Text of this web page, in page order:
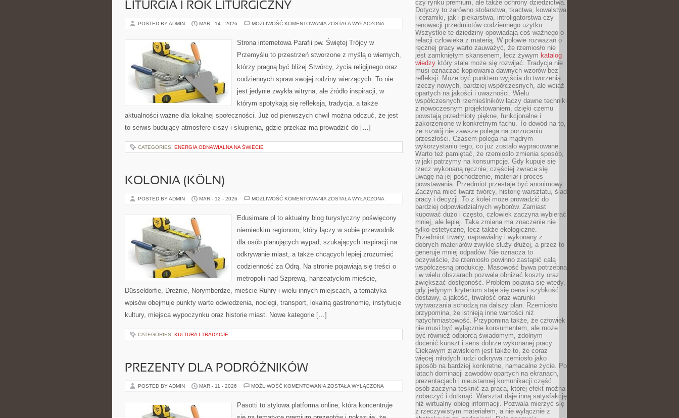
LITURGIA I ROK LITURGICZNY
POSTED BY ADMIN MAR - 14 - 2026 MOŻLIWOŚĆ KOMENTOWANIA LITURGIA
LITURGICZNY
ZOSTAŁA WYŁĄCZONA
Strona internetowa Parafii pw. Świętej Trójcy w
Przemyślu to przestrzeń stworzone z myślą o wiernych,
którzy pragną być bliżej Stwórcy, życia religijnego oraz
codziennych spraw swojej rodziny wierzących. To nie
jest jedynie zwykła witryna, ale źródło inspiracji, w
którym spotykają się refleksja, tradycja, a także
aktualności ważne dla lokalnej społeczności. Już od pierwszych chwil można odczuć, że jest
to serwis budujący atmosferę ciszy i skupienia, gdzie przekaz ma prowadzić do […]
CATEGORIES: ENERGIA ODNAWIALNA NA ŚWIECIE
KOLONIA (KÖLN)
POSTED BY ADMIN MAR - 12 - 2026 MOŻLIWOŚĆ KOMENTOWANIA KOLONIA
ZOSTAŁA WYŁĄCZONA
Edusimare.pl to aktualny blog turystyczny poświęcony
niemieckim regionom, który łączy w sobie przewodnik
dla osób planujących wypad, szukających inspiracji na
odkrywanie miast, a także chcących lepiej zrozumieć
codzienność za Odrą. Na stronie pojawiają się treści o
metropolii nad Szprewą, hanzeatyckim mieście,
Düsseldorfie, Dreźnie, Norymberdze, mieście Ruhry i wielu innych miejscach, a tematyka
wpisów obejmuje punkty warte odwiedzenia, noclegi, transport, lokalną gastronomię, instytucje
kultury, miejsca wypoczynku oraz historie miast. Nowe kategorie […]
CATEGORIES: KULTURA I TRADYCJE
PREZENTY DLA PODRÓŻNIKÓW
POSTED BY ADMIN MAR - 11 - 2026 MOŻLIWOŚĆ KOMENTOWANIA PREZENTY
ZOSTAŁA WYŁĄCZONA
Pasotti to stylowa platforma online, która koncentruje
czy rynku premium, ale także ochrony dziedzictwa.
Dotyczy to zarówno stolarstwa, tkactwa, kowalstwa
i ceramiki, jak i piekarstwa, introligatorstwa czy
renowacji przedmiotów codziennego użytku.
Wszystkie te dziedziny opowiadają coś ważnego o
relacji człowieka z materią. W połowie rozważań o
ręcznej pracy warto zauważyć, że rzemiosło nie
jest zamkniętym skansenem, lecz żywym katalog
wiedzy który stale może się rozwijać. Tradycja nie
musi oznaczać kopiowania dawnych wzorów bez
refleksji. Może być punktem wyjścia do tworzenia
rzeczy nowych, bardziej współczesnych, ale wciąż
opartych na jakości i uważności. Wielu
współczesnych rzemieślników łączy dawne techniki
z nowoczesnym projektowaniem, dzięki czemu
powstają przedmioty piękne, funkcjonalne i
zakorzenione w konkretnym fachu. To dowód na to,
że rozwój nie zawsze polega na porzucaniu
przeszłości. Czasem polega na mądrym
wykorzystaniu tego, co już zostało wypracowane.
Warto też pamiętać, że rzemiosło zmienia sposób,
w jaki patrzymy na konsumpcję. Gdy kupuje się
rzecz wykonaną ręcznie, częściej zwraca się
uwagę na jej pochodzenie, materiał i proces
powstawania. Przedmiot przestaje być anonimowy.
Zaczyna mieć twarz twórcy, historię warsztatu, ślad
pracy i decyzji. To z kolei może prowadzić do
bardziej odpowiedzialnych wyborów. Zamiast
kupować dużo i często, człowiek zaczyna wybierać
mniej, ale lepiej. Taka zmiana ma znaczenie nie
tylko estetyczne, lecz także ekologiczne.
Przedmiot trwały, naprawialny i wykonany z
dobrych materiałów zwykle służy dłużej, a przez to
generuje mniej odpadów. Nie oznacza to
oczywiście, że rzemiosło powinno zastąpić całą
współczesną produkcję. Masowość bywa potrzebna
i w wielu obszarach pozwala obniżać koszty oraz
zwiększać dostępność. Problem pojawia się wtedy,
gdy jedynym kryterium staje się cena i szybkość
dostawy, a jakość, trwałość oraz warunki
wytwarzania schodzą na dalszy plan. Rzemiosło
przypomina, że istnieją inne wartości niż
natychmiastowość. Przypomina także, że człowiek
nie musi być wyłącznie konsumentem, ale może
być również odbiorcą świadomym, zdolnym
docenić kunszt i sens dobrze wykonanej pracy.
Ciekawym zjawiskiem jest także to, że coraz
więcej młodych ludzi odkrywa rzemiosło jako
sposób na bardziej konkretne, namacalne życie. Po
latach dominacji zawodów opartych na ekranach,
prezentacjach i nieustannej komunikacji część
osób zaczyna tęsknić za pracą, której efekt można
zobaczyć i dotknąć. Warsztat daje inną satysfakcję
niż wirtualny obieg informacji. Pozwala mierzyć się
z rzeczywistym materiałem, a nie wyłącznie z